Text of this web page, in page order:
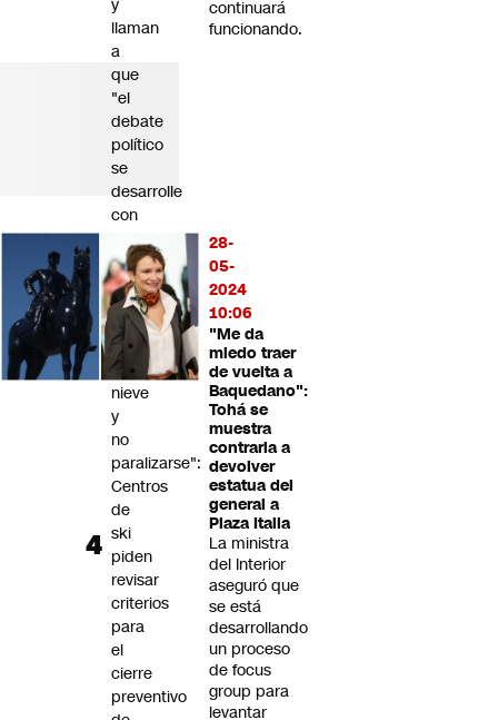
continuará
funcionando.
28-
05-
2024
10:06
"Me da
miedo traer
de vuelta a
Baquedano":
Tohá se
muestra
contraria a
devolver
estatua del
general a
Plaza Italia
La ministra
del Interior
aseguró que
se está
desarrollando
un proceso
de focus
group para
levantar
y
llaman
a
que
"el
debate
político
se
desarrolle
con
respeto"
"Chile
debe
convivir
con
la
nieve
y
no
paralizarse":
Centros
de
ski
piden
revisar
criterios
para
el
cierre
preventivo